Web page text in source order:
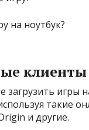
клиенты
игры
такие
и другие.